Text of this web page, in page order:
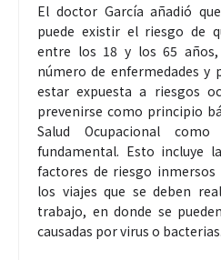
El doctor García añadió
puede existir el riesgo de
entre los 18 y los 65
número de enfermedades y
estar expuesta a riesgos
prevenirse como principio
Salud Ocupacional
fundamental. Esto incluye
factores de riesgo
los viajes que se deben
trabajo, en donde se
causadas por virus o bacterias.